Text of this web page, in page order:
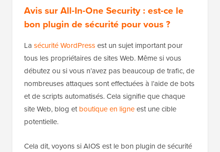
Avis sur All-In-One Security : est-ce le
bon plugin de sécurité pour vous ?
La sécurité WordPressest un sujet important pour
tous les propriétaires de sites Web. Même si vous
débutez ou si vous n’avez pas beaucoup de trafic, de
nombreuses attaques sont effectuées à l’aide de bots
et de scripts automatisés. Cela signifie que chaque
site Web, blog etboutique en ligneest une cible
potentielle.
Cela dit, voyons si AIOS est le bon plugin de sécurité